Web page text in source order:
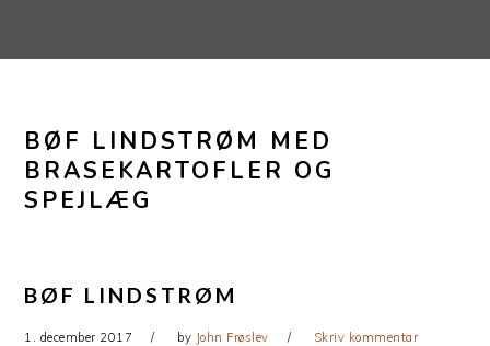
navigation
BØF LINDSTRØM MED
BRASEKARTOFLER OG
SPEJLÆG
BØF LINDSTRØM
1. december 2017 by John Frøslev Skriv kommentar